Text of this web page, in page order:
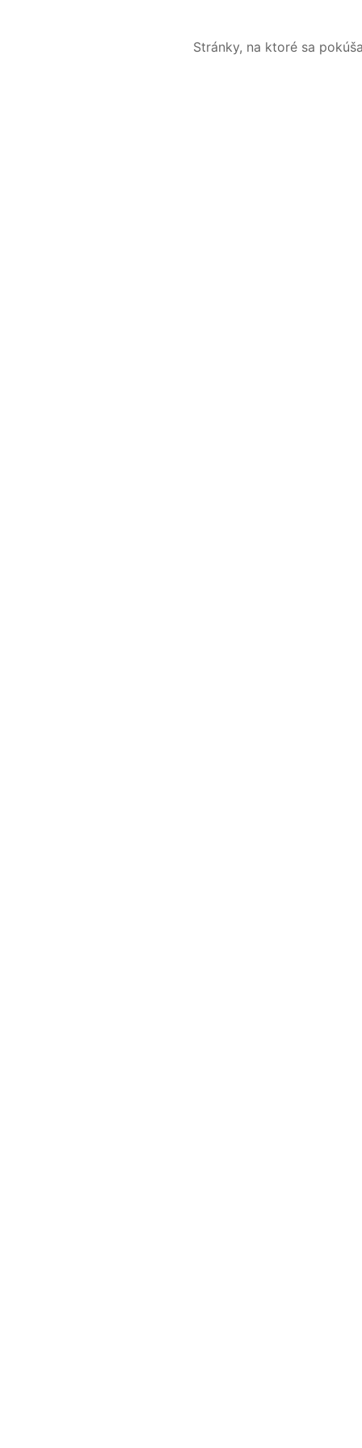
Stránky, na ktoré sa